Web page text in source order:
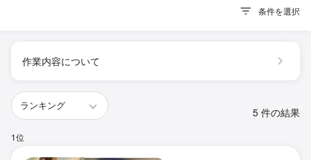
条件を選択
作業内容について
5 件の結果
1位